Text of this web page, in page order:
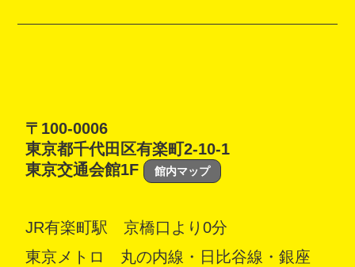
〒100-0006
東京都千代田区有楽町2-10-1
東京交通会館1F
館内マップ
JR有楽町駅 京橋口より0分
東京メトロ 丸の内線・日比谷線・銀座